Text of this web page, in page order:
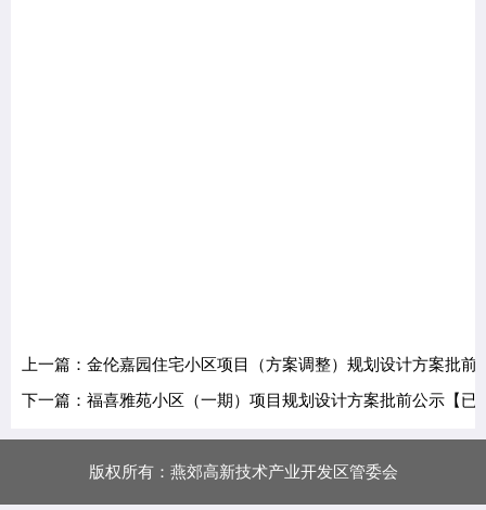
上一篇：金伦嘉园住宅小区项目（方案调整）规划设计方案批前
下一篇：福喜雅苑小区（一期）项目规划设计方案批前公示【已
版权所有：燕郊高新技术产业开发区管委会